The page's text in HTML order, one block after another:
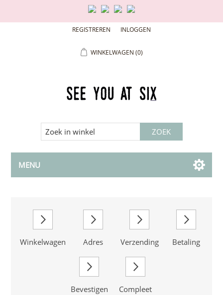
REGISTREREN INLOGGEN
WINKELWAGEN (0)
MENU
Winkelwagen Adres Verzending Betaling
Bevestigen Compleet